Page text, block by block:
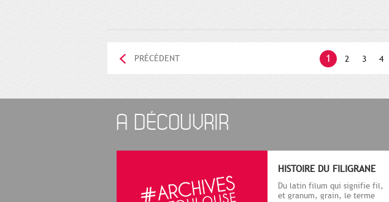
1 2 3 4
PRÉCÉDENT
A DÉCOUVRIR
HISTOIRE DU FILIGRANE
Du latin filum qui signifie fil,
et granum, grain, le terme